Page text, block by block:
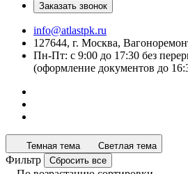
Заказать звонок
info@atlastpk.ru
127644, г. Москва,
Пн-Пт: с 9:00 до 17:30 без
(оформление документов до
Темная тема Светлая тема
Фильтр Сбросить все